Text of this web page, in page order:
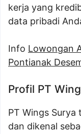
kerja yang
data pribadi
Info Lowongan
Pontianak
Profil PT
PT Wings Surya
dan dikenal